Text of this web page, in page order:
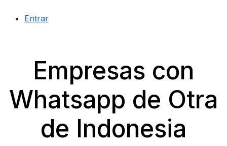
Entrar
Empresas con
Whatsapp de Otra
de Indonesia